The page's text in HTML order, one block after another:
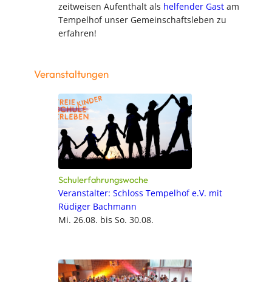
zeitweisen Aufenthalt als helfender Gast am
Tempelhof unser Gemeinschaftsleben zu
erfahren!
Veranstaltungen
Schulerfahrungswoche
Veranstalter: Schloss Tempelhof e.V. mit
Rüdiger Bachmann
Mi. 26.08. bis So. 30.08.